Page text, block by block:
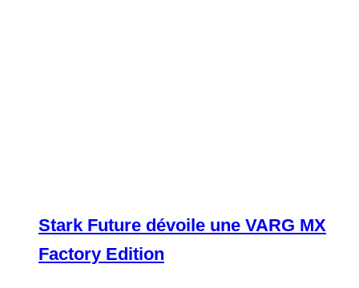
Stark Future dévoile une VARG MX
Factory Edition